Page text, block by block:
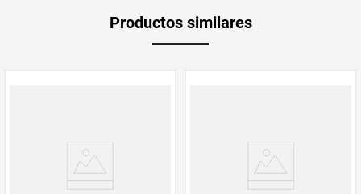
Producto (kg)
Productos similares